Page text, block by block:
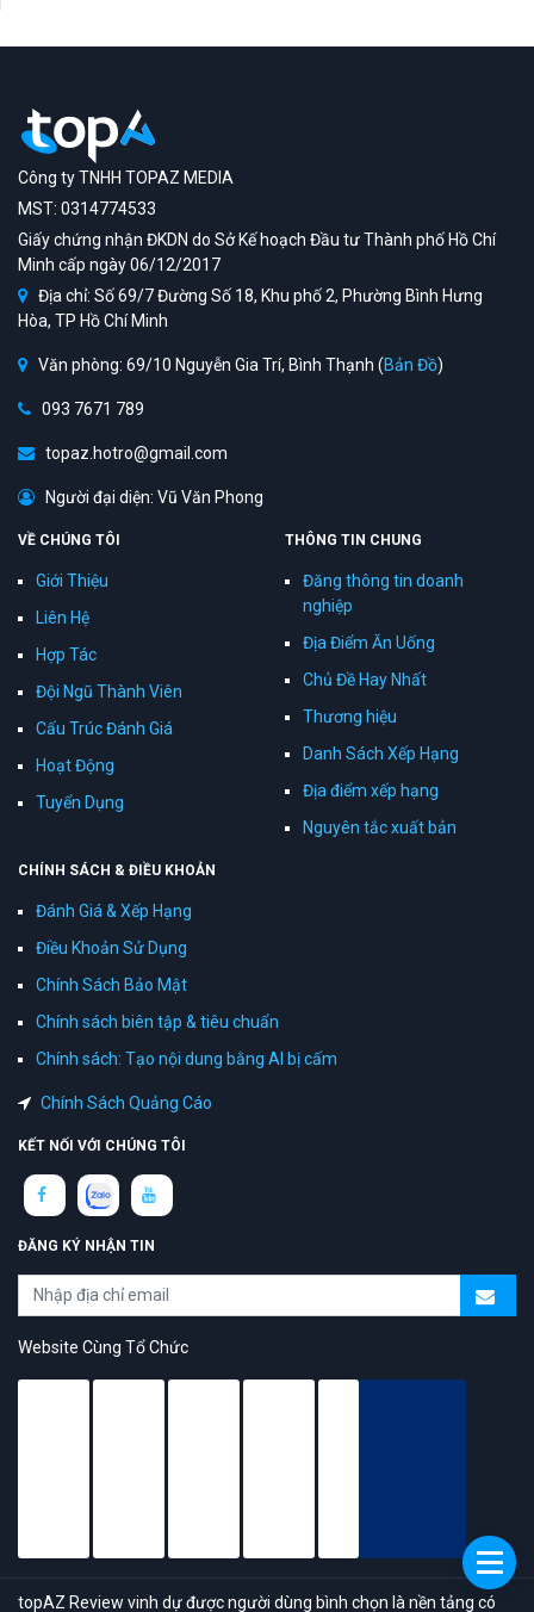
Công ty TNHH TOPAZ MEDIA
MST: 0314774533
Giấy chứng nhận ĐKDN do Sở Kế hoạch Đầu tư Thành phố Hồ Chí
Minh cấp ngày 06/12/2017
Địa chỉ: Số 69/7 Đường Số 18, Khu phố 2, Phường Bình Hưng
Hòa, TP Hồ Chí Minh
Văn phòng: 69/10 Nguyễn Gia Trí, Bình Thạnh (Bản Đồ)
093 7671 789
topaz.hotro@gmail.com
Người đại diện: Vũ Văn Phong
VỀ CHÚNG TÔI
Giới Thiệu
Liên Hệ
Hợp Tác
Đội Ngũ Thành Viên
Cấu Trúc Đánh Giá
Hoạt Động
Tuyển Dụng
THÔNG TIN CHUNG
Đăng thông tin doanh
nghiệp
Địa Điểm Ăn Uống
Chủ Đề Hay Nhất
Thương hiệu
Danh Sách Xếp Hạng
Địa điểm xếp hạng
Nguyên tắc xuất bản
CHÍNH SÁCH & ĐIỀU KHOẢN
Đánh Giá & Xếp Hạng
Điều Khoản Sử Dụng
Chính Sách Bảo Mật
Chính sách biên tập & tiêu chuẩn
Chính sách: Tạo nội dung bằng AI bị cấm
Chính Sách Quảng Cáo
KẾT NỐI VỚI CHÚNG TÔI
ĐĂNG KÝ NHẬN TIN
Website Cùng Tổ Chức
topAZ Review vinh dự được người dùng bình chọn là nền tảng có